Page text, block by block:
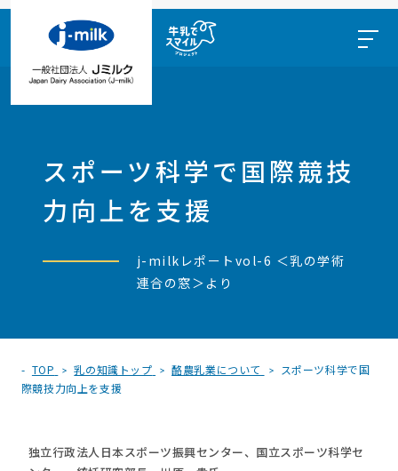
スポーツ科学で国際競技
力向上を支援
j-milkレポートvol-6 ＜乳の学術
連合の窓＞より
TOP 乳の知識トップ 酪農乳業について
スポーツ科学で国
際競技力向上を支援
独立行政法人日本スポーツ振興センター、国立スポーツ科学セ